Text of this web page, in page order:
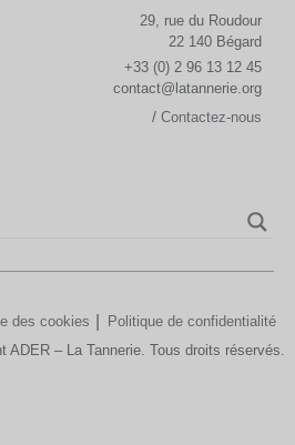
29, rue du Roudour
22 140 Bégard
+33 (0) 2 96 13 12 45
contact@latannerie.org
/ Contactez-nous
des cookies
Politique de confidentialité
ADER – La Tannerie. Tous droits réservés.